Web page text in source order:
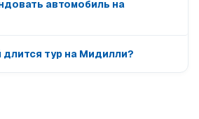
автомобиль на
тур на Мидилли?